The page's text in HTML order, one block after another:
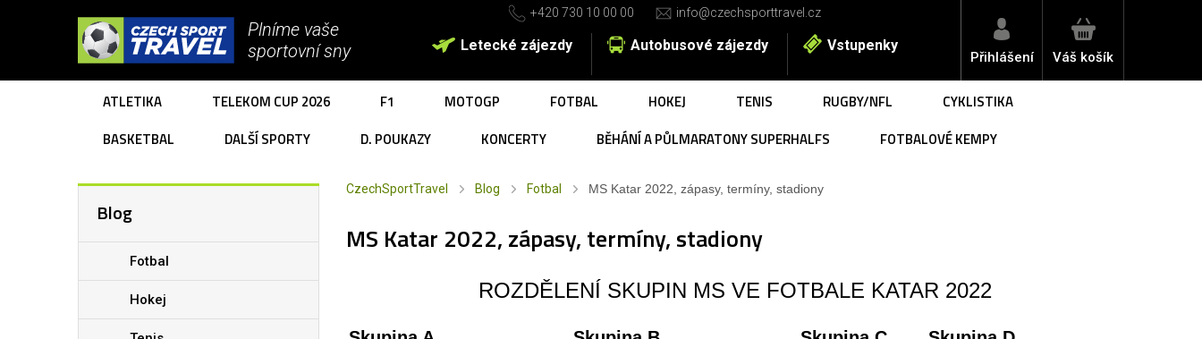
Plníme vaše
sportovní sny
+420 730 10 00 00 info@czechsporttravel.cz
Letecké zájezdy Autobusové zájezdy Vstupenky
Přihlášení Váš košík
ATLETIKA TELEKOM CUP 2026 F1 MOTOGP FOTBAL HOKEJ TENIS RUGBY/NFL
CYKLISTIKA
BASKETBAL
DALŠÍ SPORTY D. POUKAZY KONCERTY BĚHÁNÍ A PŮLMARATONY SUPERHALFS FOTBALOVÉ KEMPY
CzechSportTravel Blog Fotbal MS Katar 2022, zápasy, termíny, stadiony
MS Katar 2022, zápasy, termíny, stadiony
ROZDĚLENÍ SKUPIN MS VE FOTBALE KATAR 2022
Blog
Fotbal
Hokej